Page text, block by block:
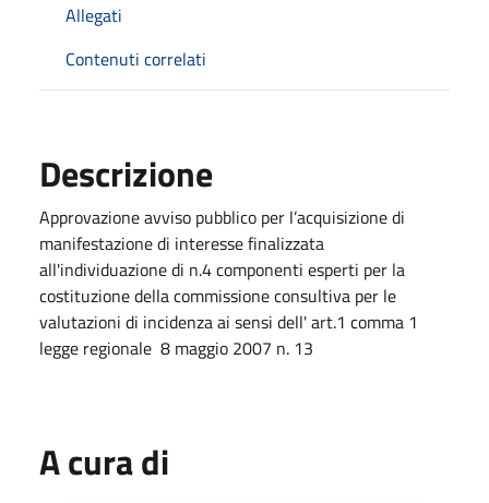
Allegati
Contenuti correlati
Descrizione
Approvazione avviso pubblico per l’acquisizione di
manifestazione di interesse finalizzata
all'individuazione di n.4 componenti esperti per la
costituzione della commissione consultiva per le
valutazioni di incidenza ai sensi dell' art.1 comma 1
legge regionale 8 maggio 2007 n. 13
A cura di